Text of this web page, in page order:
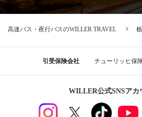
高速バス・夜行バスのWILLER TRAVEL
引受保険会社 チューリッヒ保
WILLER公式SNSアカ